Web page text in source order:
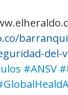
del-
#ANSV